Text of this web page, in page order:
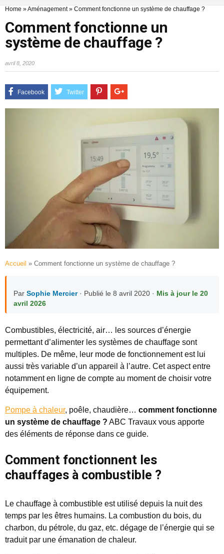
Home »Aménagement» Comment fonctionne un système de chauffage ?
Comment fonctionne un
système de chauffage ?
avril 8, 2020
Accueil » Comment fonctionne un système de chauffage ?
Par Sophie Mercier· Publié le 8 avril 2020 · Mis à jour le 20
avril 2026
Combustibles, électricité, air… les sources d’énergie
permettant d’alimenter les systèmes de chauffage sont
multiples. De même, leur mode de fonctionnement est lui
aussi très variable d’un appareil à l’autre. Cet aspect entre
notamment en ligne de compte au moment de choisir votre
équipement.
Pompe à chaleur, poêle, chaudière… comment fonctionne
un système de chauffage ? ABC Travaux vous apporte
des éléments de réponse dans ce guide.
Comment fonctionnent les
chauffages à combustible ?
Le chauffage à combustible est utilisé depuis la nuit des
temps par les êtres humains. La combustion du bois, du
charbon, du pétrole, du gaz, etc. dégage de l’énergie qui se
traduit par une émanation de chaleur.